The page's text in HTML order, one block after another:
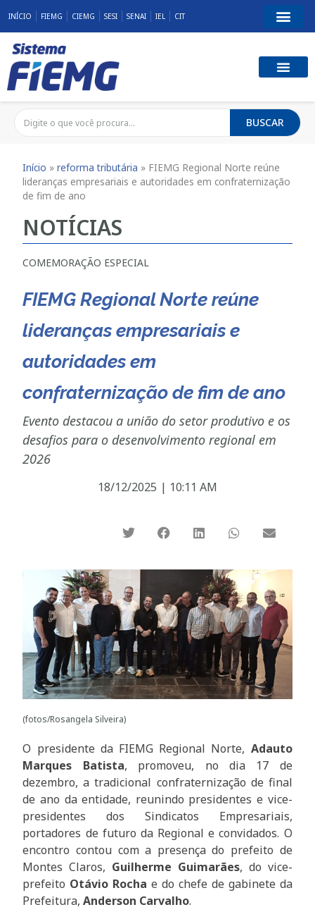
INÍCIO FIEMG CIEMG SESI SENAI IEL CIT
BUSCAR
Início »reforma tributária » FIEMG Regional Norte reúne
lideranças empresariais e autoridades em confraternização
de fim de ano
NOTÍCIAS
COMEMORAÇÃO ESPECIAL
FIEMG Regional Norte reúne
lideranças empresariais e
autoridades em
confraternização de fim de ano
Evento destacou a união do setor produtivo e os
desafios para o desenvolvimento regional em
2026
18/12/2025 | 10:11 AM
(fotos/Rosangela Silveira)
O presidente da FIEMG Regional Norte, Adauto
Marques Batista, promoveu, no dia 17 de
dezembro, a tradicional confraternização de final
de ano da entidade, reunindo presidentes e vice-
presidentes dos Sindicatos Empresariais,
portadores de futuro da Regional e convidados. O
encontro contou com a presença do prefeito de
Montes Claros, Guilherme Guimarães, do vice-
prefeito Otávio Rochae do chefe de gabinete da
Prefeitura,Anderson Carvalho.